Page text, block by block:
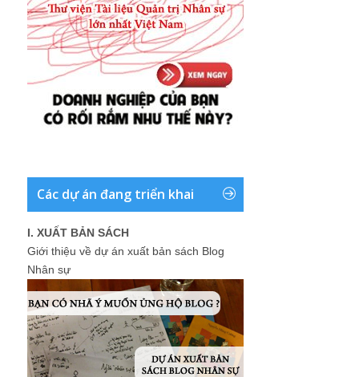
Các dự án đang triển khai
I. XUẤT BẢN SÁCH
Giới thiệu về dự án xuất bản sách Blog
Nhân sự